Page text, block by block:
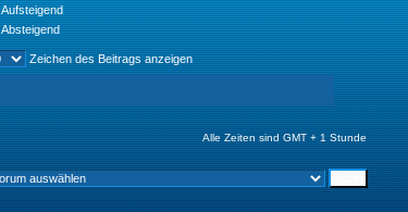
Aufsteigend
Absteigend
Zeichen des Beitrags anzeigen
Alle Zeiten sind GMT + 1 Stunde